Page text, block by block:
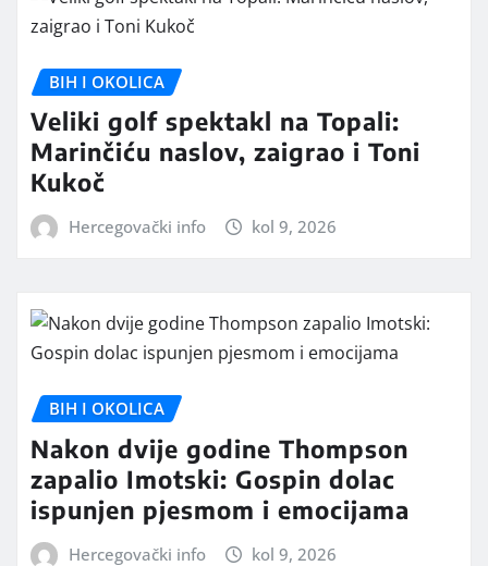
BIH I OKOLICA
Veliki golf spektakl na Topali:
Marinčiću naslov, zaigrao i Toni
Kukoč
Hercegovački info kol 9, 2026
BIH I OKOLICA
Nakon dvije godine Thompson
zapalio Imotski: Gospin dolac
ispunjen pjesmom i emocijama
Hercegovački info kol 9, 2026